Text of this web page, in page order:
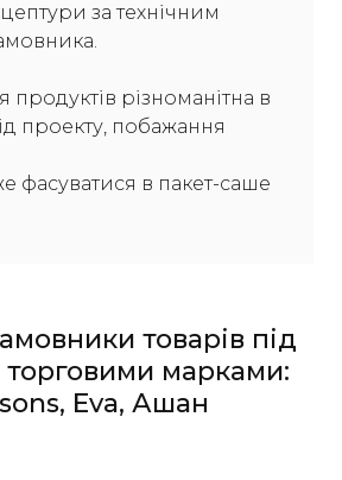
за технічним
продуктів різноманітна в
проекту, побажання
фасуватися в пакет-саше
товарів під
марками:
Еva, Ашан